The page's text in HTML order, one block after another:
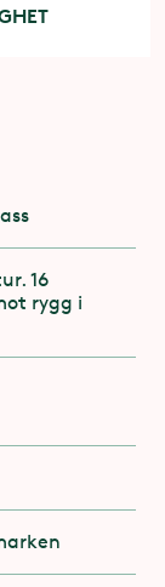
16
rygg i
i